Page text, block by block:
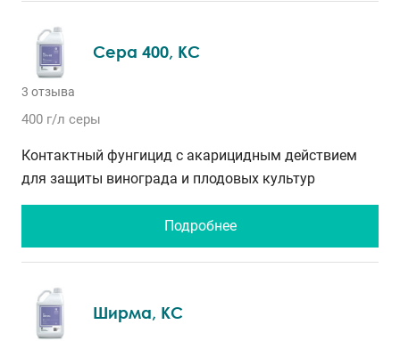
Сера 400, КС
3 отзыва
400 г/л серы
Контактный фунгицид с акарицидным действием
для защиты винограда и плодовых культур
Подробнее
Ширма, КС